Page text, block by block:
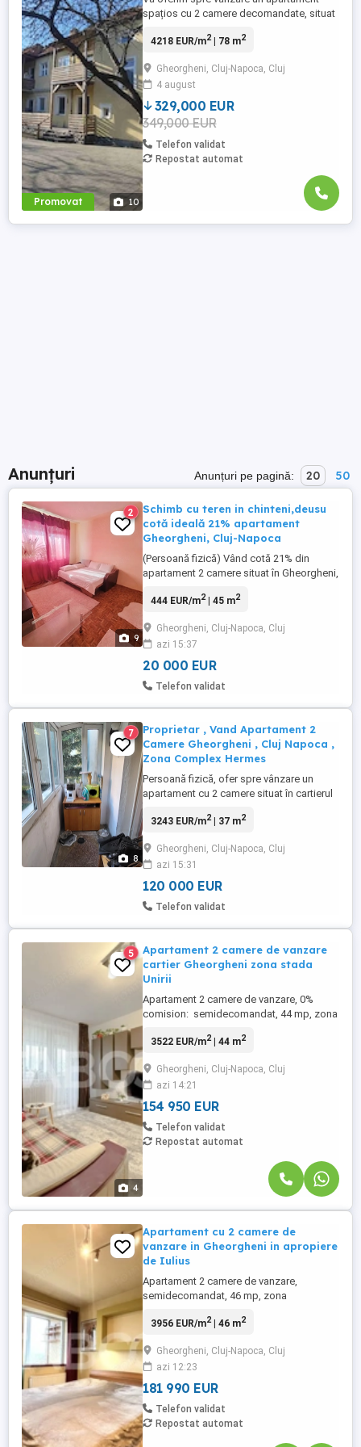
Promovat 10
spațios cu 2 camere decomandate, situat
exclusivistă și liniștită a cartierului
doar 4 apartamente, dintre care două au
intrare separată. Apartamentul disponibil
este situat la ...
4218 EUR/m2| 78 m2
Gheorgheni, Cluj-Napoca, Cluj
4 august
329,000 EUR
349,000 EUR
Telefon validat
Repostat automat
Anunțuri Anunțuri pe pagină: 20 50
9
2
Schimb cu teren in chinteni,deusu
cotă ideală 21% apartament
Gheorgheni, Cluj-Napoca
(Persoană fizică) Vând cotă 21% din
apartament 2 camere situat în Gheorgheni,
Coproprietarul actual locuiește în imobil și
mult sub prețul pieței. Un apartament
similar liber costă 140.000 . Strategie:
Cumpărătorul ...
444 EUR/m2| 45 m2
Gheorgheni, Cluj-Napoca, Cluj
azi 15:37
20 000 EUR
Telefon validat
8
7
Proprietar , Vand Apartament 2
Camere Gheorgheni , Cluj Napoca ,
Zona Complex Hermes
Persoană fizică, ofer spre vânzare un
apartament cu 2 camere situat în cartierul
Hermes. Locuința se află într-un bloc solid
principale, într-o zonă excepționala, verde
și liniștită. Detalii tehnice: Suprafață utilă:
37 mp + ...
3243 EUR/m2| 37 m2
Gheorgheni, Cluj-Napoca, Cluj
azi 15:31
120 000 EUR
Telefon validat
4
5
Apartament 2 camere de vanzare
cartier Gheorgheni zona stada
Unirii
Apartament 2 camere de vanzare, 0%
comision: semidecomandat, 44 mp, zona
Imobiliare propune un apartament de
situat in localitatea Cluj-Napoca, zona
Gheorgheni, aflat la etajul 10 intr -un ...
3522 EUR/m2| 44 m2
Gheorgheni, Cluj-Napoca, Cluj
azi 14:21
154 950 EUR
Telefon validat
Repostat automat
Apartament cu 2 camere de
vanzare in Gheorgheni in apropiere
de Iulius
Apartament 2 camere de vanzare,
semidecomandat, 46 mp, zona
majore ale acestui apartament: • Debara; •
comun; TABOO Imobiliare propune un
apartament de vanzare cu ...
3956 EUR/m2| 46 m2
Gheorgheni, Cluj-Napoca, Cluj
azi 12:23
181 990 EUR
Telefon validat
Repostat automat